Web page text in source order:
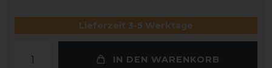
Lieferzeit 3-5 Werktage
IN DEN WARENKORB